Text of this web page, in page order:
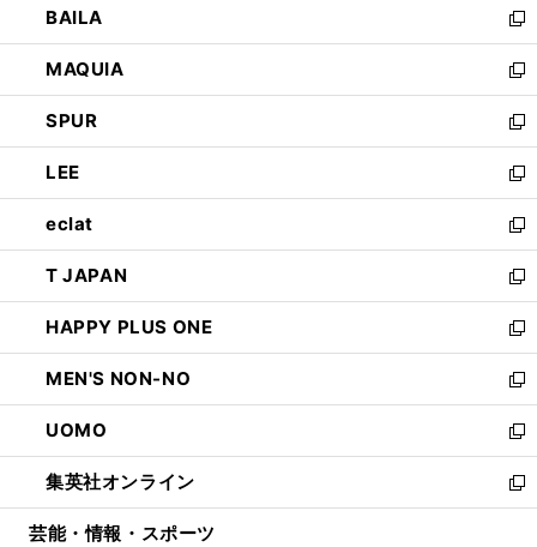
く
ィ
ン
ド
ウ
で
開
く
い
ウ
ィ
ン
ド
ウ
で
開
く
BAILA
新
し
い
ウ
ィ
ン
ド
ウ
で
開
く
MAQUIA
新
し
い
ウ
ィ
ン
ド
ウ
で
開
く
SPUR
新
し
い
ウ
ィ
ン
ド
ウ
で
開
く
LEE
新
し
い
ウ
ィ
ン
ド
ウ
で
開
く
eclat
新
し
い
ウ
ィ
ン
ド
ウ
で
開
く
T JAPAN
新
し
い
ウ
ィ
ン
ド
ウ
で
開
HAPPY PLUS ONE
新
し
い
ウ
ィ
ン
ド
ウ
MEN'S NON-NO
新
し
い
ウ
ィ
ン
UOMO
新
し
い
ウ
集英社オンライン
新
し
芸能・情報・スポーツ